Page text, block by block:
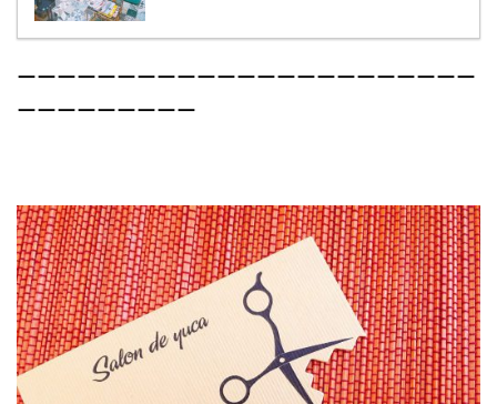
ーーーーーーーーーーーーーーーーーーーーーーー
ーーーーーーーーー